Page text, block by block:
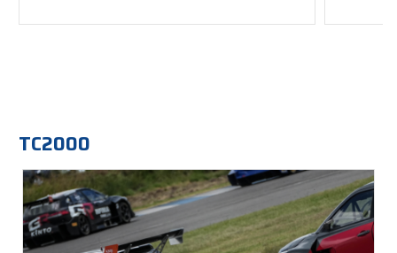
TC2000